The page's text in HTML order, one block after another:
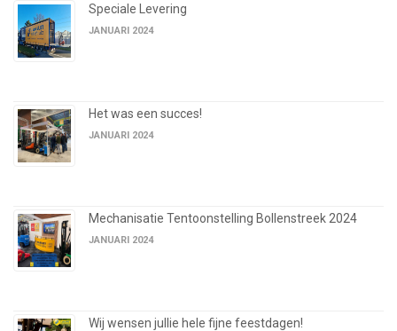
Speciale Levering
JANUARI 2024
Het was een succes!
JANUARI 2024
Mechanisatie Tentoonstelling Bollenstreek 2024
JANUARI 2024
Wij wensen jullie hele fijne feestdagen!